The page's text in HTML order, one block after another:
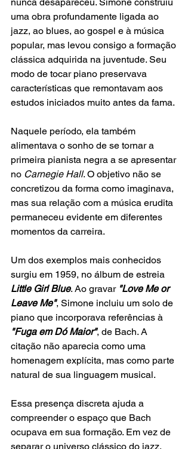
uma obra profundamente ligada ao
jazz, ao blues, ao gospel e à música
popular, mas levou consigo a formação
clássica adquirida na juventude. Seu
modo de tocar piano preservava
características que remontavam aos
estudos iniciados muito antes da fama.
Naquele período, ela também
alimentava o sonho de se tornar a
primeira pianista negra a se apresentar
no Carnegie Hall. O objetivo não se
concretizou da forma como imaginava,
mas sua relação com a música erudita
permaneceu evidente em diferentes
momentos da carreira.
Um dos exemplos mais conhecidos
surgiu em 1959, no álbum de estreia
Little Girl Blue. Ao gravar "Love Me or
Leave Me", Simone incluiu um solo de
piano que incorporava referências à
"Fuga em Dó Maior", de Bach. A
citação não aparecia como uma
homenagem explícita, mas como parte
natural de sua linguagem musical.
Essa presença discreta ajuda a
compreender o espaço que Bach
ocupava em sua formação. Em vez de
separar o universo clássico do jazz,